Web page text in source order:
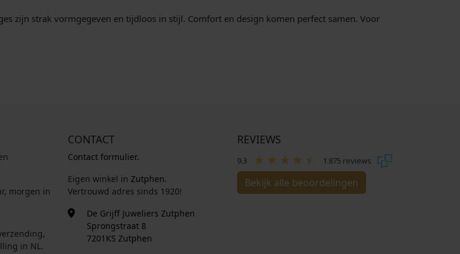
zijn strak vormgegeven en tijdloos in stijl. Comfort en design komen perfect samen. Voor
morgen in
in NL.
CONTACT
Contact formulier.
Eigen winkel in Zutphen.
Vertrouwd adres sinds 1920!
De Grijff Juweliers Zutphen
Sprongstraat 8
7201KS Zutphen
REVIEWS
9.3 1.875 reviews
Bekijk alle beoordelingen